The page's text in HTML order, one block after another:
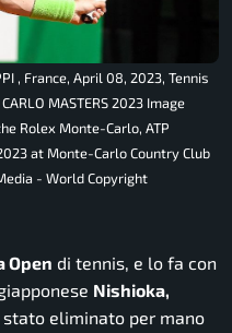
, France, April 08, 2023, Tennis
MASTERS 2023 Image
Rolex Monte-Carlo, ATP
at Monte-Carlo Country Club
- World Copyright
Open di tennis, e lo fa con
Nishioka,
eliminato per mano